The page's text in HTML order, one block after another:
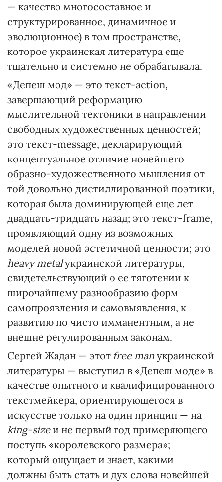
— качество многосоставное и
структурированное, динамичное и
эволюционное) в том пространстве,
которое украинская литература еще
тщательно и системно не обрабатывала.
«Депеш мод» — это текст-action,
завершающий реформацию
мыслительной тектоники в направлении
свободных художественных ценностей;
это текст-message, декларирующий
концептуальное отличие новейшего
образно-художественного мышления от
той довольно дистиллированной поэтики,
которая была доминирующей еще лет
двадцать-тридцать назад; это текст-frame,
проявляющий одну из возможных
моделей новой эстетичной ценности; это
heavy metalукраинской литературы,
свидетельствующий о ее тяготении к
широчайшему разнообразию форм
самопроявления и самовыявления, к
развитию по чисто имманентным, а не
внешне регулированным законам.
Сергей Жадан — этот free man украинской
литературы — выступил в «Депеш моде» в
качестве опытного и квалифицированного
текстмейкера, ориентирующегося в
искусстве только на один принцип — на
king-sizeи не первый год примеряющего
поступь «королевского размера»;
который ощущает и знает, какими
должны быть стать и дух слова новейшей